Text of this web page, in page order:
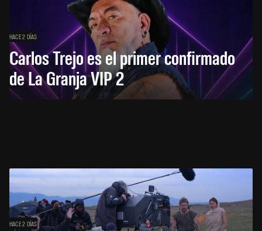
HACE 2 DÍAS
Carlos Trejo es el primer confirmado
de La Granja VIP 2
HACE 2 DÍAS